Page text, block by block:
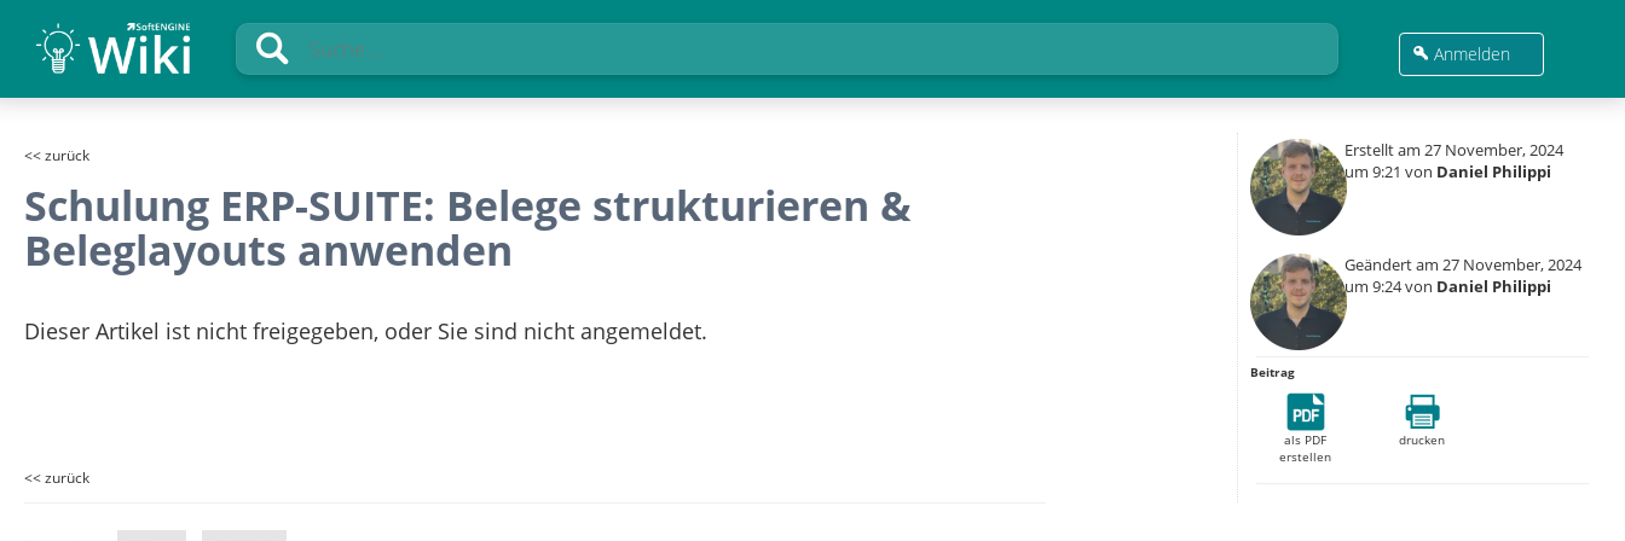
Anmelden
<< zurück
Schulung ERP-SUITE: Belege strukturieren &
Beleglayouts anwenden
Dieser Artikel ist nicht freigegeben, oder Sie sind nicht angemeldet.
<< zurück
Erstellt am 27 November, 2024
um 9:21 von Daniel Philippi
Geändert am 27 November, 2024
um 9:24 von Daniel Philippi
Beitrag
als PDF
erstellen
drucken